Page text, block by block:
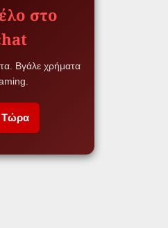
στο
Βγάλε χρήματα
Τώρα